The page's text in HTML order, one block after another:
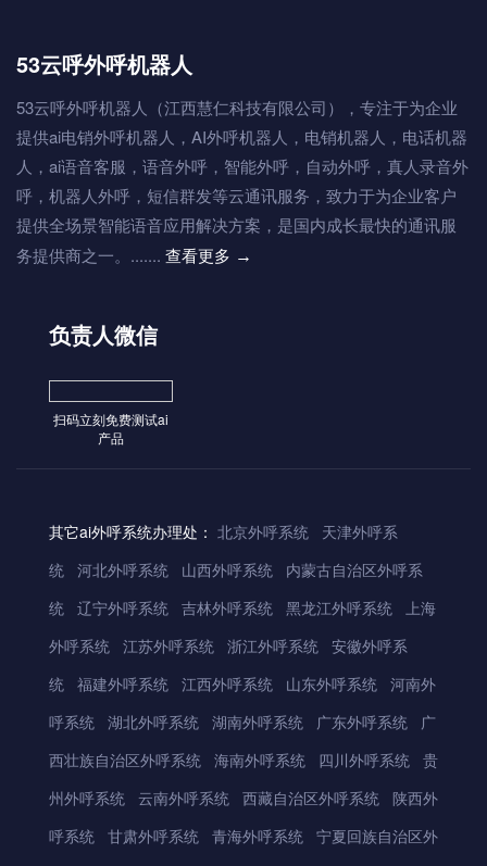
53云呼外呼机器人
53云呼外呼机器人（江西慧仁科技有限公司），专注于为企业
提供ai电销外呼机器人，AI外呼机器人，电销机器人，电话机器
人，ai语音客服，语音外呼，智能外呼，自动外呼，真人录音外
呼，机器人外呼，短信群发等云通讯服务，致力于为企业客户
提供全场景智能语音应用解决方案，是国内成长最快的通讯服
务提供商之一。....... 查看更多 →
负责人微信
扫码立刻免费测试ai
产品
其它ai外呼系统办理处： 北京外呼系统
天津外呼系
统 河北外呼系统 山西外呼系统
内蒙古自治区外呼系
统 辽宁外呼系统 吉林外呼系统 黑龙江外呼系统 上海
外呼系统 江苏外呼系统 浙江外呼系统 安徽外呼系
统 福建外呼系统 江西外呼系统 山东外呼系统 河南外
呼系统 湖北外呼系统 湖南外呼系统 广东外呼系统
广
西壮族自治区外呼系统 海南外呼系统 四川外呼系统 贵
州外呼系统 云南外呼系统 西藏自治区外呼系统
陕西外
呼系统 甘肃外呼系统 青海外呼系统 宁夏回族自治区外